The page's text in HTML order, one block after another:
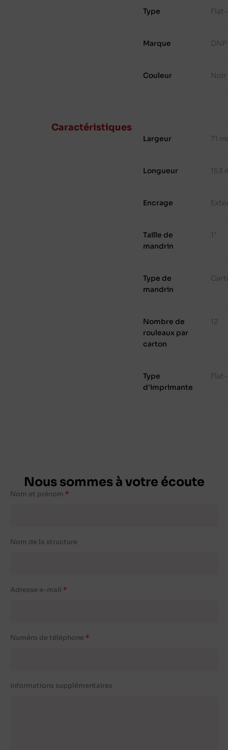
Type
Marque DNP
Couleur Noir
Caractéristiques
Largeur 71
Longueur 153
Encrage
Taille de
mandrin
1"
Type de
mandrin
Nombre de
rouleaux par
carton
12
Type
d'imprimante
Nous sommes à votre écoute
Nom et prénom
Nom de la structure
Adresse e-mail
Numéro de téléphone
Informations supplémentaires